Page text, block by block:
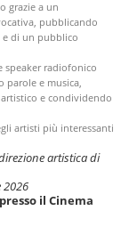
grazie a un
pubblicando
e di un pubblico
speaker radiofonico
parole e musica,
e condividendo
artisti più interessanti
artistica di
2026
il Cinema